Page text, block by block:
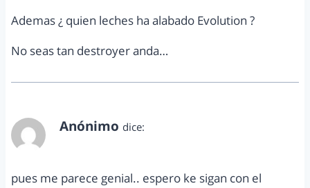
Ademas ¿ quien leches ha alabado Evolution ?
No seas tan destroyer anda…
Anónimo dice:
pues me parece genial.. espero ke sigan con el